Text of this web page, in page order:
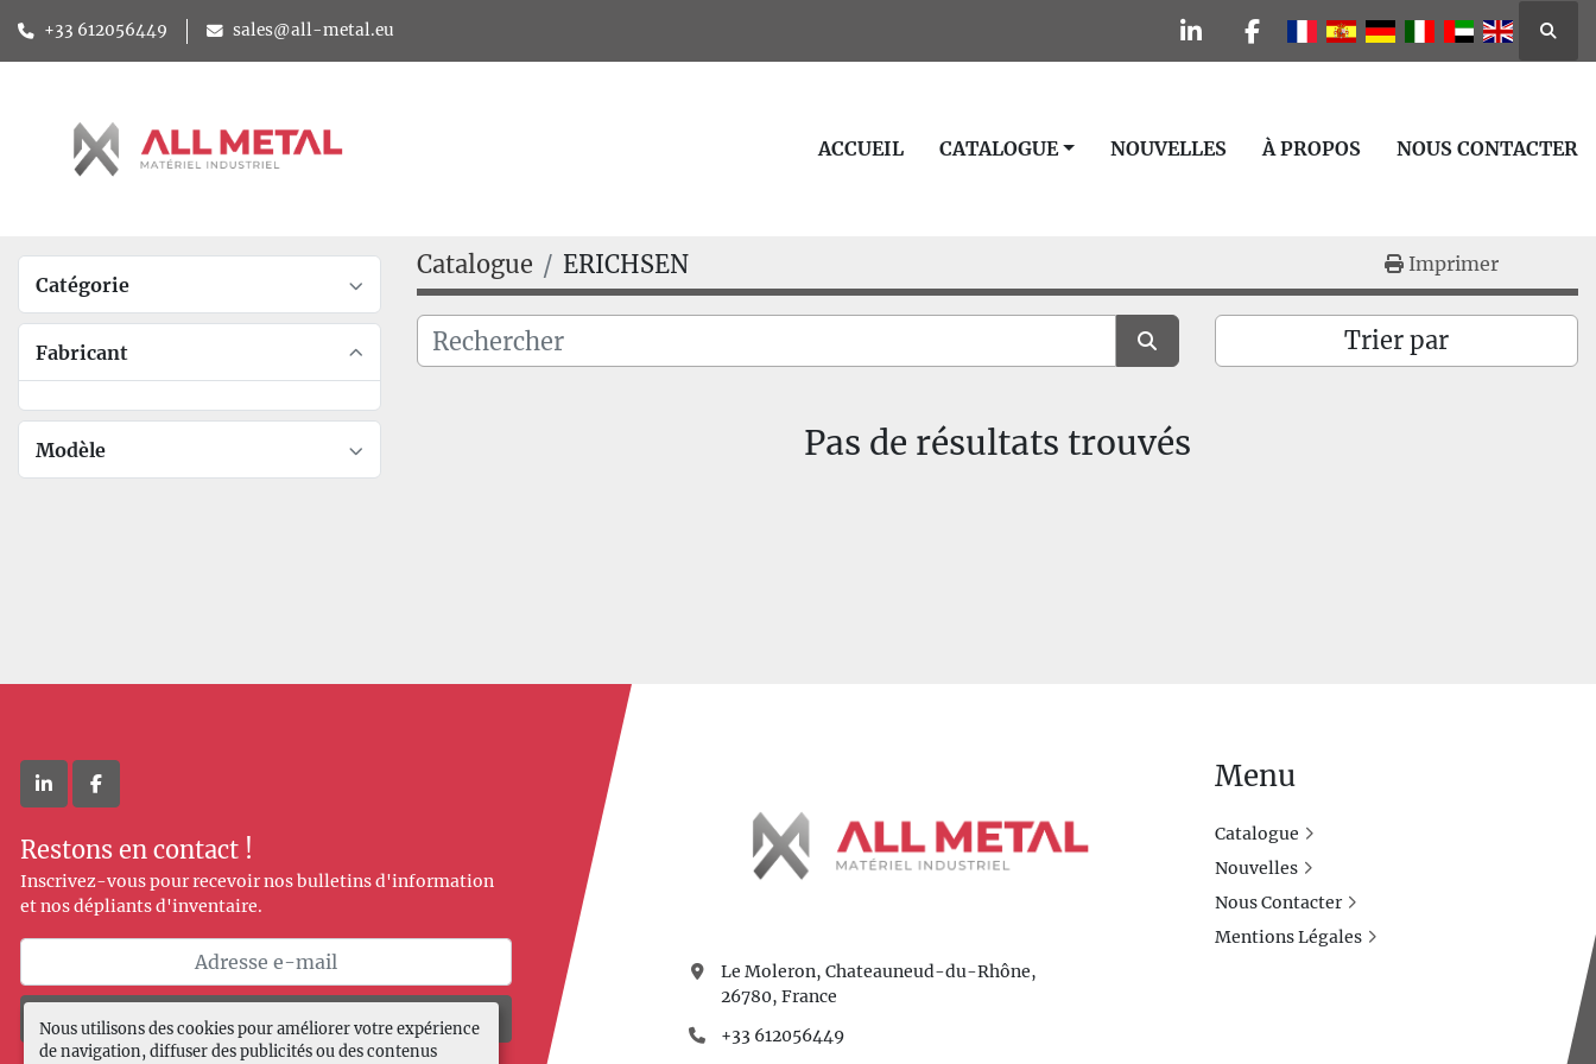
Nous utilisons des cookies pour améliorer votre expérience
de navigation, diffuser des publicités ou des contenus
+33 612056449 sales@all-metal.eu
linkedinfacebook
ACCUEIL CATALOGUE NOUVELLES À PROPOS NOUS CONTACTER
Catégorie
Fabricant
Modèle
Catalogue ERICHSEN Imprimer
Trier par
Pas de résultats trouvés
linkedinfacebook
Restons en contact !
Inscrivez-vous pour recevoir nos bulletins d'information
et nos dépliants d'inventaire.
Souscrire
Le Moleron, Chateauneud-du-Rhône,
26780, France
+33 612056449
Menu
Catalogue
Nouvelles
Nous Contacter
Mentions Légales